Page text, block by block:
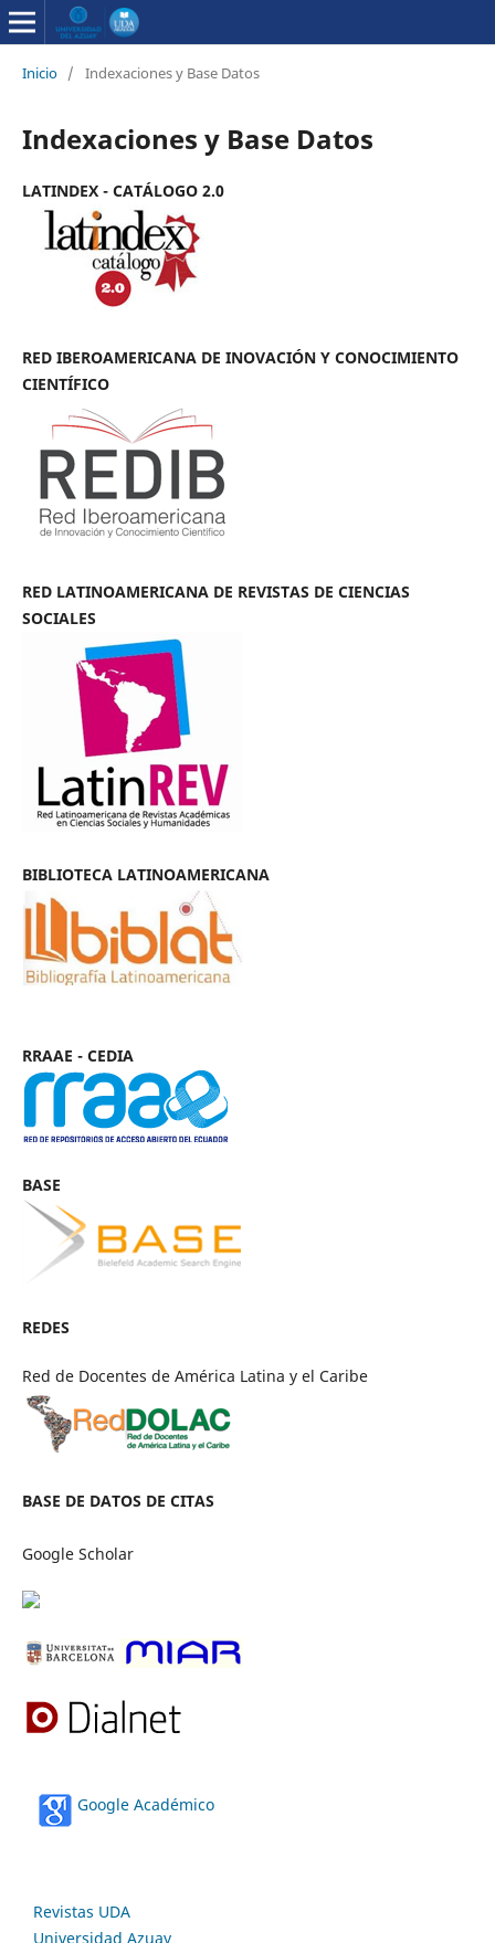
Inicio / Indexaciones y Base Datos
Indexaciones y Base Datos
LATINDEX - CATÁLOGO 2.0
RED IBEROAMERICANA DE INOVACIÓN Y CONOCIMIENTO
CIENTÍFICO
RED LATINOAMERICANA DE REVISTAS DE CIENCIAS
SOCIALES
BIBLIOTECA LATINOAMERICANA
RRAAE - CEDIA
BASE
REDES
Red de Docentes de América Latina y el Caribe
BASE DE DATOS DE CITAS
Google Scholar
Google Académico
Revistas UDA
Universidad Azuay